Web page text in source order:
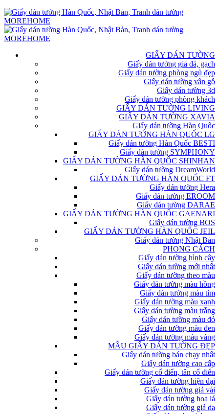
GIẤY DÁN TƯỜNG
Giấy dán tường giả đá, gạch
Giấy dán tường phòng ngủ đẹp
Giấy dán tường vân gỗ
Giấy dán tường 3d
Giấy dán tường phòng khách
GIẤY DÁN TƯỜNG LIVING
GIẤY DÁN TƯỜNG XAVIA
Giấy dán tường Hàn Quốc
GIẤY DÁN TƯỜNG HÀN QUỐC LG
Giấy dán tường Hàn Quốc BESTI
Giấy dán tường SYMPHONY
GIẤY DÁN TƯỜNG HÀN QUỐC SHINHAN
Giấy dán tường DreamWorld
GIẤY DÁN TƯỜNG HÀN QUỐC FT
Giấy dán tường Hera
Giấy dán tường EROOM
Giấy dán tường DARAE
GIẤY DÁN TƯỜNG HÀN QUỐC GAENARI
Giấy dán tường BOS
GIẤY DÁN TƯỜNG HÀN QUỐC JEIL
Giấy dán tường Nhật Bản
PHONG CÁCH
Giấy dán tường hình cây
Giấy dán tường mới nhất
Giấy dán tường theo màu
Giấy dán tường màu hồng
Giấy dán tường màu tím
Giấy dán tường màu xanh
Giấy dán tường màu trắng
Giấy dán tường màu đỏ
Giấy dán tường màu đen
Giấy dán tường màu vàng
MẪU GIẤY DÁN TƯỜNG ĐẸP
Giấy dán tường bán chạy nhất
Giấy dán tường cao cấp
Giấy dán tường cổ điển, tân cổ điển
Giấy dán tường hiện đại
Giấy dán tường giả vải
Giấy dán tường hoa lá
Giấy dán tường giả da